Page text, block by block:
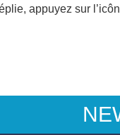
appuyez sur